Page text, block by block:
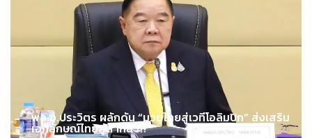
พล.อ.ประวิตร ผลักดัน “มวยไทยสู่เวทีโอลิมปิก” ส่งเสริม
เอกลักษณ์ไทยสู่สากล !!!